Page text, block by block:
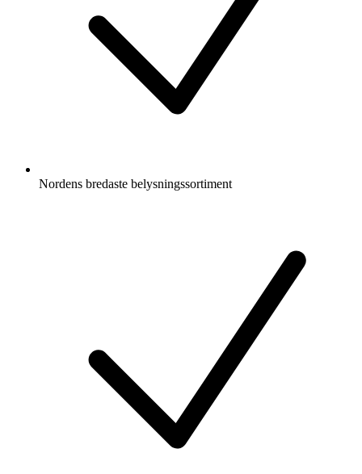
Nordens bredaste belysningssortiment